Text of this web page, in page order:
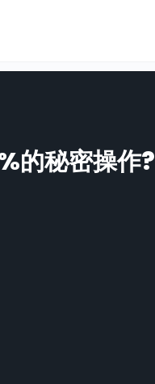
的秘密操作?